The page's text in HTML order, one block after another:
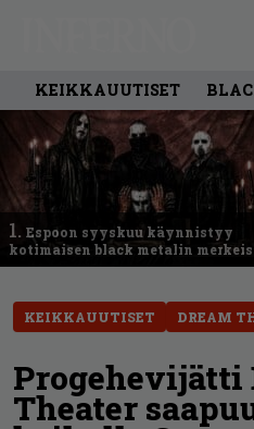
KEIKKAUUTISET
1. Espoon syyskuu käynnistyy
kotimaisen black metalin
KEIKKAUUTISET DREAM
Progehevijätti
Theater